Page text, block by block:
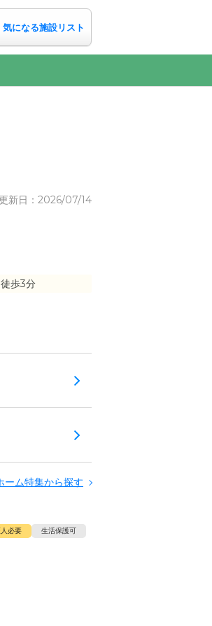
気になる施設リスト
新日：2026/07/14
歩3分
ーム特集から探す
必要
生活保護可